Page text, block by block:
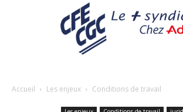
Accueil Les enjeux Conditions de travail